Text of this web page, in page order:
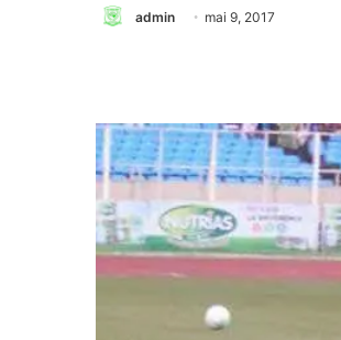
admin mai 9, 2017